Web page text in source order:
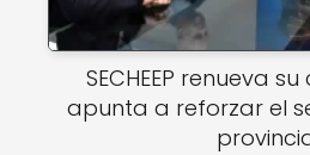
SECHEEP renueva
apunta a reforzar el